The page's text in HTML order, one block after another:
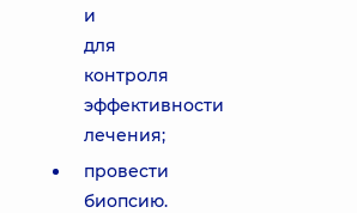
и
для
контроля
эффективности
лечения;
провести
биопсию.